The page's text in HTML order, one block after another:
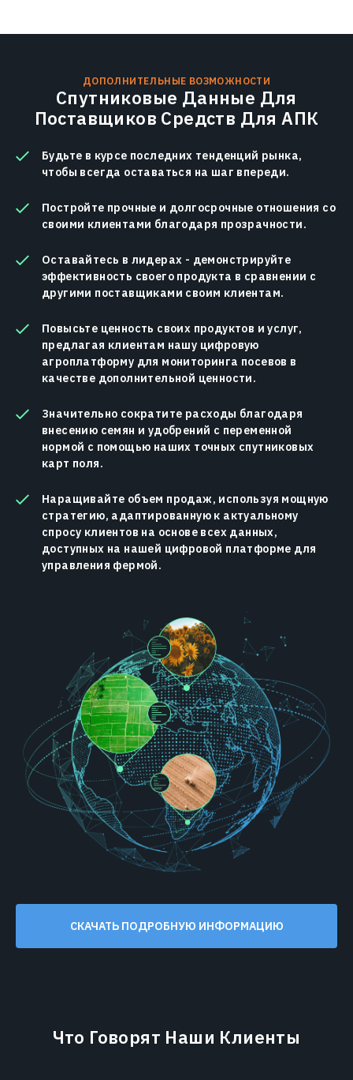
ДОПОЛНИТЕЛЬНЫЕ ВОЗМОЖНОСТИ
Спутниковые Данные Для
Поставщиков Средств Для АПК
Будьте в курсе последних тенденций рынка,
чтобы всегда оставаться на шаг впереди.
Постройте прочные и долгосрочные отношения со
своими клиентами благодаря прозрачности.
Оставайтесь в лидерах - демонстрируйте
эффективность своего продукта в сравнении с
другими поставщиками своим клиентам.
Повысьте ценность своих продуктов и услуг,
предлагая клиентам нашу цифровую
агроплатформу для мониторинга посевов в
качестве дополнительной ценности.
Значительно сократите расходы благодаря
внесению семян и удобрений с переменной
нормой с помощью наших точных спутниковых
карт поля.
Наращивайте объем продаж, используя мощную
стратегию, адаптированную к актуальному
спросу клиентов на основе всех данных,
доступных на нашей цифровой платформе для
управления фермой.
СКАЧАТЬ ПОДРОБНУЮ ИНФОРМАЦИЮ
Что Говорят Наши Клиенты